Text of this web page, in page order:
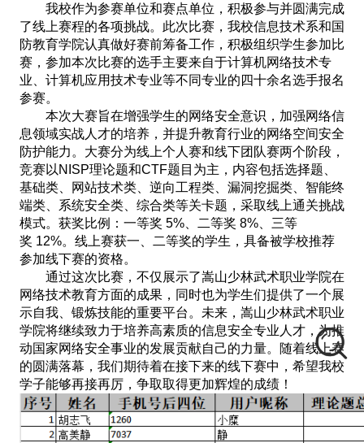
我校作为参赛单位和赛点单位，积极参与并圆满完成
了线上赛程的各项挑战。此次比赛，我校信息技术系和国
防教育学院认真做好赛前筹备工作，积极组织学生参加比
赛，参加本次比赛的选手主要来自于计算机网络技术专
业、计算机应用技术专业等不同专业的四十余名选手报名
参赛。
本次大赛旨在增强学生的网络安全意识，加强网络信
息领域实战人才的培养，并提升教育行业的网络空间安全
防护能力。大赛分为线上个人赛和线下团队赛两个阶段，
竞赛以NISP理论题和CTF题目为主，内容包括选择题、
基础类、网站技术类、逆向工程类、漏洞挖掘类、智能终
端类、系统安全类、综合类等关卡题，采取线上通关挑战
模式。获奖比例：一等奖 5%、二等奖 8%、三等
奖 12%。线上赛获一、二等奖的学生，具备被学校推荐
参加线下赛的资格。
通过这次比赛，不仅展示了嵩山少林武术职业学院在
网络技术教育方面的成果，同时也为学生们提供了一个展
示自我、锻炼技能的重要平台。未来，嵩山少林武术职业
学院将继续致力于培养高素质的信息安全专业人才，为推
动国家网络安全事业的发展贡献自己的力量。随着线上赛
的圆满落幕，我们期待着在接下来的线下赛中，希望我校
学子能够再接再厉，争取取得更加辉煌的成绩！